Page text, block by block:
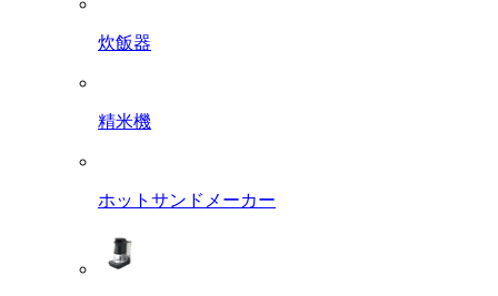
炊飯器
精米機
ホットサンドメーカー